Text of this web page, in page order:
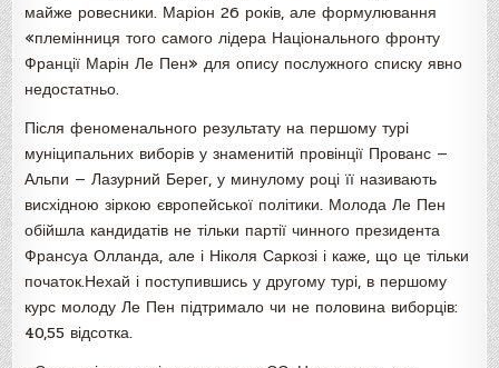
майже ровесники. Маріон 26 років, але формулювання
«племінниця того самого лідера Національного фронту
Франції Марін Ле Пен» для опису послужного списку явно
недостатньо.
Після феноменального результату на першому турі
муніципальних виборів у знаменитій провінції Прованс —
Альпи — Лазурний Берег, у минулому році її називають
висхідною зіркою європейської політики. Молода Ле Пен
обійшла кандидатів не тільки партії чинного президента
Франсуа Олланда, але і Ніколя Саркозі і каже, що це тільки
початок.Нехай і поступившись у другому турі, в першому
курс молоду Ле Пен підтримало чи не половина виборців:
40,55 відсотка.